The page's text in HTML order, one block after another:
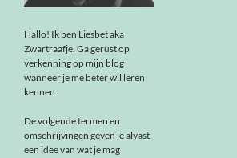
Hallo! Ik ben Liesbet aka
Zwartraafje. Ga gerust op
verkenning op mijn blog
wanneer je me beter wil leren
kennen.
De volgende termen en
omschrijvingen geven je alvast
een idee van wat je mag